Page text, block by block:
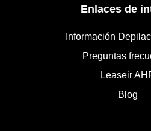
Enlaces de
Información
Preguntas
Leaseir
Blog